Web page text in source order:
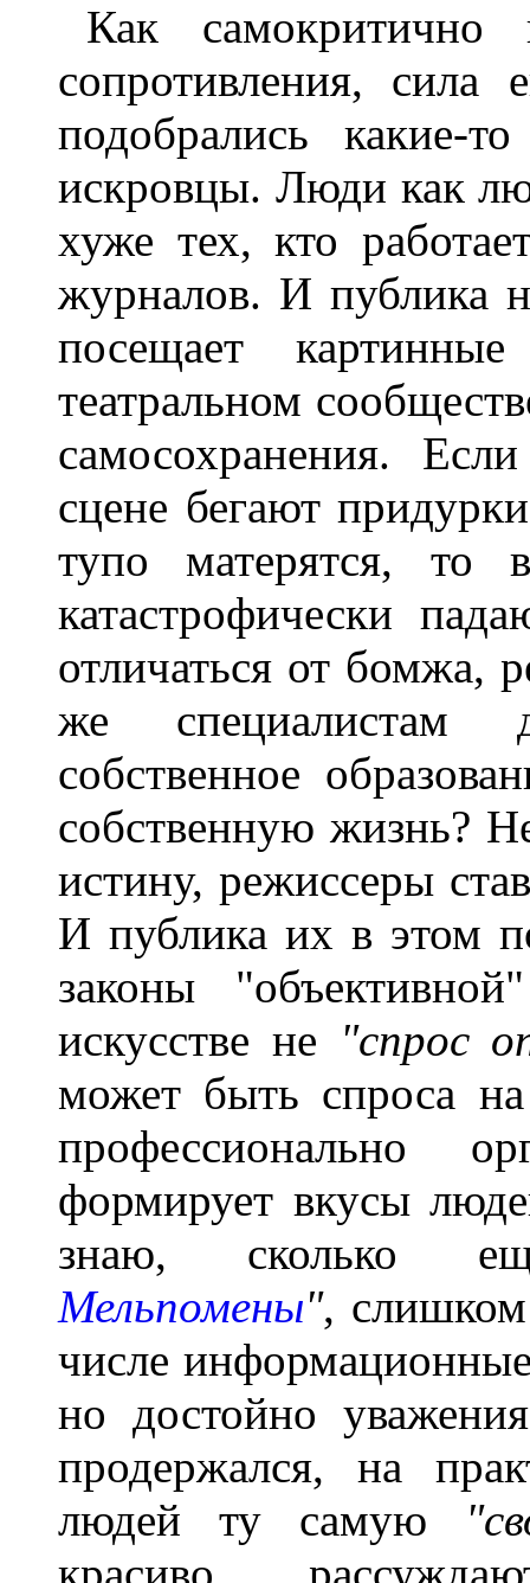
Как самокритично
сопротивления,
подобрались какие-
искровцы. Люди как
хуже тех, кто
журналов. И публика
посещает
театральном
самосохранения.
сцене бегают
тупо матерятся, то
катастрофически
отличаться от бомжа,
же специалистам
собственное
собственную жизнь?
истину, режиссеры
И публика их в этом
законы
искусстве не "спрос
может быть спроса
профессионально
формирует вкусы
знаю, сколько
Мельпомены",
числе
но достойно
продержался, на
людей ту самую